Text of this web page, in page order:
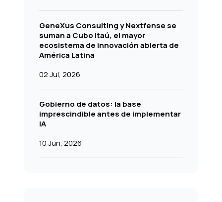
GeneXus Consulting y Nextfense se
suman a Cubo Itaú, el mayor
ecosistema de innovación abierta de
América Latina
02 Jul, 2026
Gobierno de datos: la base
imprescindible antes de implementar
IA
10 Jun, 2026